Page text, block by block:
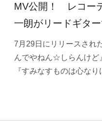
MV公開！ レコー
一朗がリードギタ
7月29日にリリースされ
んでやねん☆しらんけど
『すみなすものは心な